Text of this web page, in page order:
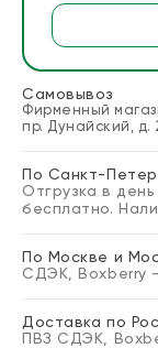
Самовывоз
Фирменный
пр. Дунайский, д.
По Санкт-
Отгрузка в
бесплатно.
По Москве и
СДЭК, Boxberry
Доставка по
ПВЗ СДЭК,